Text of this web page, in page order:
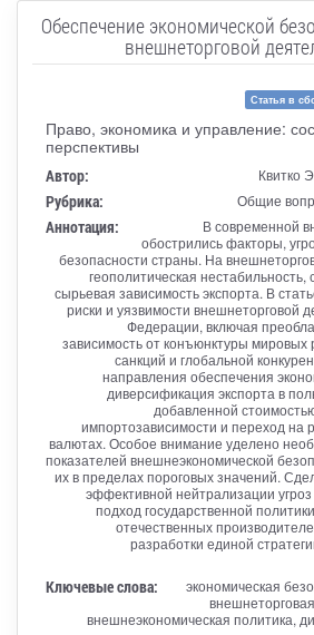
Обеспечение экономической
внешнеторговой
Статья в
Право, экономика и управление:
перспективы
Автор: Квитко
Рубрика: Общие
Аннотация:
В современной
обострились факторы,
безопасности страны. На
геополитическая
сырьевая зависимость экспорта. В
риски и уязвимости внешнеторговой
Федерации, включая
зависимость от конъюнктуры мировых
санкций и глобальной
направления обеспечения
диверсификация экспорта в
добавленной
импортозависимости и переход на
валютах. Особое внимание уделено
показателей внешнеэкономической
их в пределах пороговых значений.
эффективной нейтрализации
подход государственной
отечественных
разработки единой
Ключевые слова:
экономическая
внешнеэкономическая политика,